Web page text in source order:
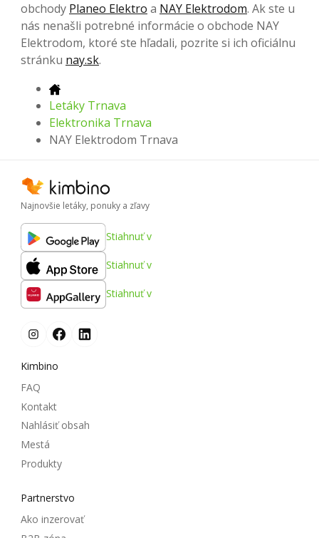
obchody Planeo Elektro a NAY Elektrodom. Ak ste u
nás nenašli potrebné informácie o obchode NAY
Elektrodom, ktoré ste hľadali, pozrite si ich oficiálnu
stránku nay.sk.
Letáky Trnava
Elektronika Trnava
NAY Elektrodom Trnava
Najnovšie letáky, ponuky a zľavy
Stiahnuť v
Stiahnuť v
Stiahnuť v
Kimbino
FAQ
Kontakt
Nahlásiť obsah
Mestá
Produkty
Partnerstvo
Ako inzerovať